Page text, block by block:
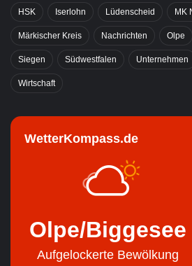
HSK Iserlohn Lüdenscheid MK
Märkischer Kreis Nachrichten Olpe
Siegen Südwestfalen Unternehmen
Wirtschaft
WetterKompass.de
Olpe/Biggesee
Aufgelockerte Bewölkung